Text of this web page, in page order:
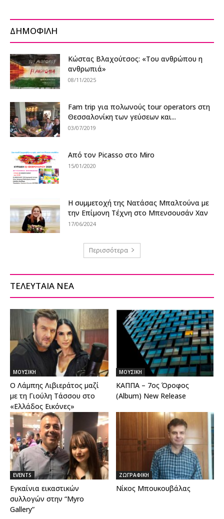
ΔΗΜΟΦΙΛΗ
Κώστας Βλαχούτσος: «Του ανθρώπου η
ανθρωπιά»
08/11/2025
Fam trip για πολωνούς tour operators στη
Θεσσαλονίκη των γεύσεων και...
03/07/2019
Από τον Picasso στο Miro
15/01/2020
Η συμμετοχή της Νατάσας Μπαλτούνα με
την Επίμονη Τέχνη στο Μπενσουσάν Χαν
17/06/2024
Περισσότερα
ΤΕΛΕΥΤΑΙΑ ΝΕΑ
ΜΟΥΣΙΚΗ
O Λάμπης Λιβιεράτος μαζί
με τη Γιούλη Τάσσου στο
«Ελλάδος Εικόνες»
ΜΟΥΣΙΚΗ
ΚΑΠΠΑ – 7ος Όροφος
(Album) New Release
EVENTS
Εγκαίνια εικαστικών
συλλογών στην “Myro
Gallery”
ΖΩΓΡΑΦΙΚΗ
Νίκος Μπουκουβάλας